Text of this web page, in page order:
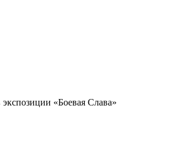
«Боевая Слава»